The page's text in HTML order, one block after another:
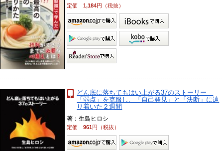
定価1,184円（税抜）
どん底に落ちてもはい上がる37のストーリー
「弱点」を克服し、「自己発見」と「決断」に辿
り着いた２週間
著：生島ヒロシ
定価961円（税抜）